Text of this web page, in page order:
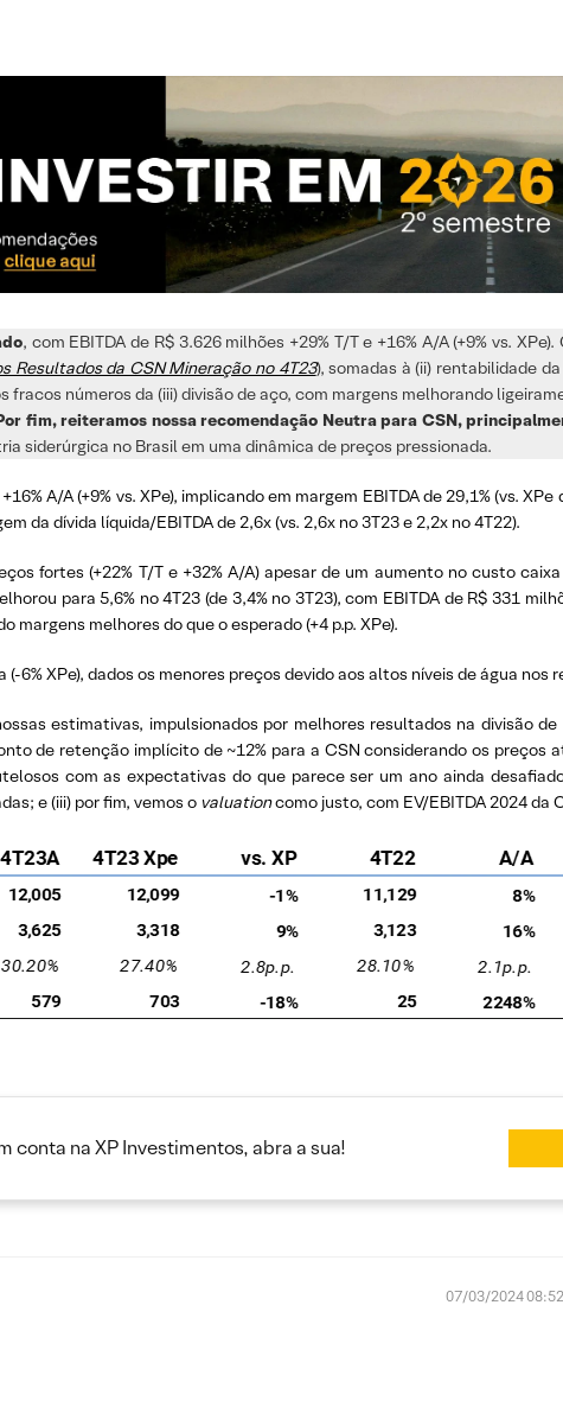
, com EBITDA de R$ 3.626 milhões +29% T/T e +16% A/A (+9% vs.
Resultados da CSN Mineração no 4T23), somadas à (ii) rentabilidade
números da (iii) divisão de aço, com margens melhorando
fim, reiteramos nossa recomendação Neutra para CSN,
siderúrgica no Brasil em uma dinâmica de preços pressionada.
A/A (+9% vs. XPe), implicando em margem EBITDA de 29,1% (vs.
da dívida líquida/EBITDA de 2,6x (vs. 2,6x no 3T23 e 2,2x no 4T22).
fortes (+22% T/T e +32% A/A) apesar de um aumento no custo caixa
para 5,6% no 4T23 (de 3,4% no 3T23), com EBITDA de R$ 331
melhores do que o esperado (+4 p.p. XPe).
6% XPe), dados os menores preços devido aos altos níveis de água nos
estimativas, impulsionados por melhores resultados na divisão
de retenção implícito de ~12% para a CSN considerando os preços
com as expectativas do que parece ser um ano ainda
e (iii) por fim, vemos o valuationcomo justo, com EV/EBITDA 2024 da
conta na XP Investimentos, abra a sua!
07/03/2024